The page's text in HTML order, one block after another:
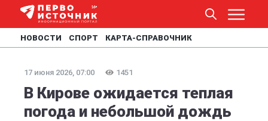
НОВОСТИ СПОРТ КАРТА-СПРАВОЧНИК
17 июня 2026, 07:00 1451
В Кирове ожидается теплая
погода и небольшой дождь